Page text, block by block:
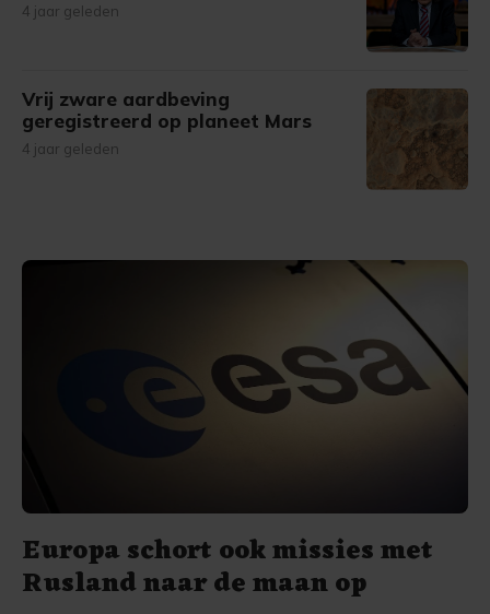
4 jaar geleden
Vrij zware aardbeving
geregistreerd op planeet Mars
4 jaar geleden
Europa schort ook missies met
Rusland naar de maan op